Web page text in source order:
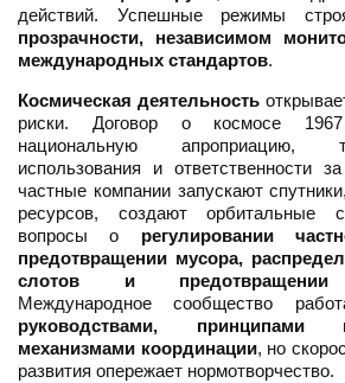
действий. Успешные режимы
прозрачности, независимом
международных стандартов.
Космическая деятельность
риски. Договор о космосе
национальную апроприацию,
использования и ответственности
частные компании запускают
ресурсов, создают орбитальные
вопросы о регулировании
предотвращении мусора,
слотов и предотвращении
Международное сообщество
руководствами, принципами
механизмами координации, но
развития опережает нормотворчество.